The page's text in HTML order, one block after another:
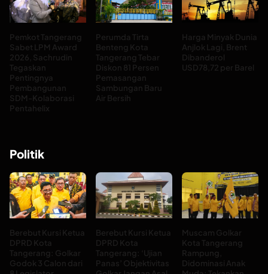
Pemkot Tangerang
Sabet LPM Award
2026, Sachrudin
Tegaskan
Pentingnya
Pembangunan
SDM-Kolaborasi
Pentahelix
Perumda Tirta
Benteng Kota
Tangerang Tebar
Diskon 81 Persen
Pemasangan
Sambungan Baru
Air Bersih
Harga Minyak Dunia
Anjlok Lagi, Brent
Dibanderol
USD78,72 per Barel
Politik
Berebut Kursi Ketua
DPRD Kota
Tangerang: Golkar
Godok 3 Calon dari
Berebut Kursi Ketua
DPRD Kota
Tangerang: ‘Ujian
Panas’ Objektivitas
Muscam Golkar
Kota Tangerang
Rampung,
Didominasi Anak